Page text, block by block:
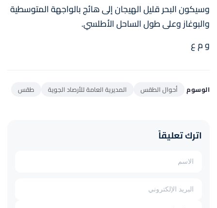
وسيكون البحر قليل الهيجان إلى هائج بالواجهة المتوسطية
والبوغاز وعلى طول الساحل الأطلسي.
و م ع
الوسوم أحوال الطقس المديرية العامة للأرصاد الجوية طقس
اترك تعليقاً